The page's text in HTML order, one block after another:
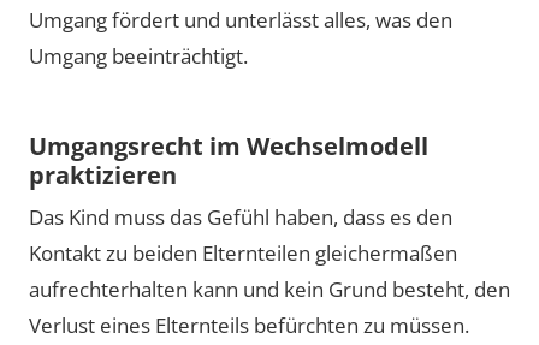
Umgang fördert und unterlässt alles, was den
Umgang beeinträchtigt.
Umgangsrecht im Wechselmodell
praktizieren
Das Kind muss das Gefühl haben, dass es den
Kontakt zu beiden Elternteilen gleichermaßen
aufrechterhalten kann und kein Grund besteht, den
Verlust eines Elternteils befürchten zu müssen.